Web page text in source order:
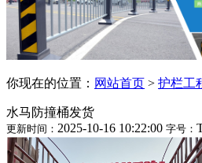
你现在的位置： 网站首页 > 护栏工
水马防撞桶发货
更新时间： 2025-10-16 10:22:00 字号：